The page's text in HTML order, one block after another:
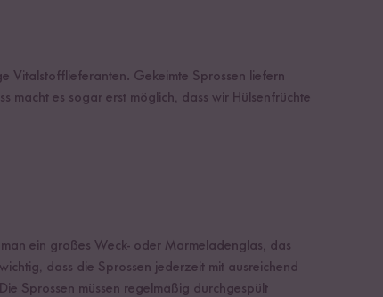
Vitalstofflieferanten. Gekeimte Sprossen liefern
macht es sogar erst möglich, dass wir Hülsenfrüchte
ein großes Weck- oder Marmeladenglas, das
dass die Sprossen jederzeit mit ausreichend
Sprossen müssen regelmäßig durchgespült